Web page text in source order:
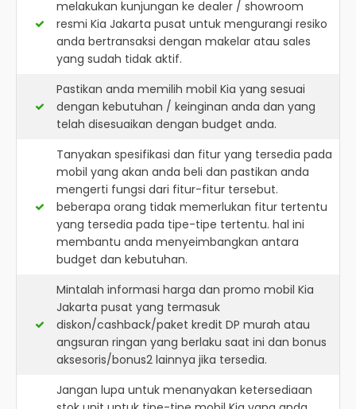
melakukan kunjungan ke dealer / showroom
resmi Kia Jakarta pusat untuk mengurangi resiko
anda bertransaksi dengan makelar atau sales
yang sudah tidak aktif.
Pastikan anda memilih mobil Kia yang sesuai
dengan kebutuhan / keinginan anda dan yang
telah disesuaikan dengan budget anda.
Tanyakan spesifikasi dan fitur yang tersedia pada
mobil yang akan anda beli dan pastikan anda
mengerti fungsi dari fitur-fitur tersebut.
beberapa orang tidak memerlukan fitur tertentu
yang tersedia pada tipe-tipe tertentu. hal ini
membantu anda menyeimbangkan antara
budget dan kebutuhan.
Mintalah informasi harga dan promo mobil Kia
Jakarta pusat yang termasuk
diskon/cashback/paket kredit DP murah atau
angsuran ringan yang berlaku saat ini dan bonus
aksesoris/bonus2 lainnya jika tersedia.
Jangan lupa untuk menanyakan ketersediaan